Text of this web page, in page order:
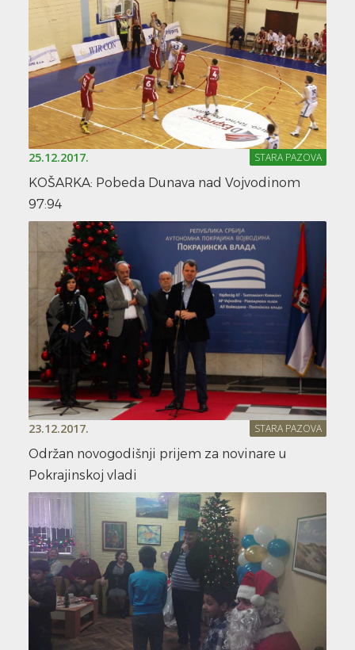
25.12.2017. STARA PAZOVA
KOŠARKA: Pobeda Dunava nad Vojvodinom
97:94
23.12.2017. STARA PAZOVA
Održan novogodišnji prijem za novinare u
Pokrajinskoj vladi